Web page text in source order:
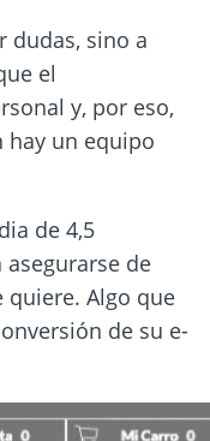
dudas, sino a
el
y, por eso,
hay un equipo
de 4,5
de
quiere. Algo que
de su e-